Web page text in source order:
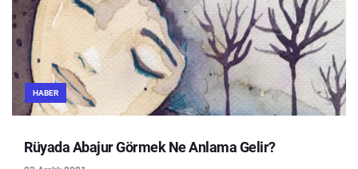
HABER
Rüyada Abajur Görmek Ne Anlama Gelir?